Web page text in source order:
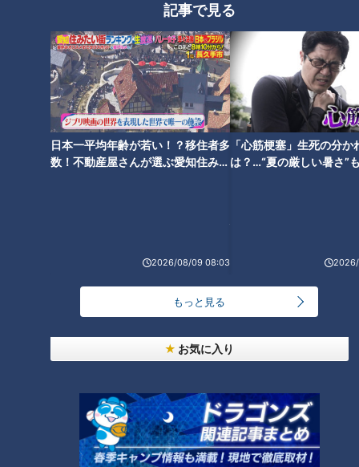
記事で見る
日本一平均年齢が若い！？移住者多
数！不動産屋さんが選ぶ愛知住みた
2026/08/09 08:03
「心筋梗塞」生死の分か
は？…“夏の厳しい暑さ”
もっと見る
お気に入り
笑福亭鶴瓶とゲストがその日に知らされるセットの中で、台本（＝
スジ）ナシ・打合せナシ・ＮＧナシのぶっつけ本番で“即興ドラ
マ”を演じるバラエティ番組「スジナシ」。1998年にCBCテレビで
放送を開始し、2011年からは番組名を「鶴瓶のスジナシ」に。進
行役にフリーアナウンサーの中井美穂さんが加わりました。その
後、2014年に番組は終了し、現在は定期的に舞台公演が開かれて
その魅力は、意外なストーリー展開や、想像を絶する結末など、台
本が無いからこそ生み出される多様なドラマ。お互いの意思が上手
そんなスジナシの名作・傑作選がYouTubeにて再び楽しめることに
ホームページ
オススメ関連コンテンツ